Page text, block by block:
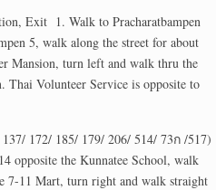
Exit 1. Walk to Pracharatbampen
5, walk along the street for about
Mansion, turn left and walk thru the
Thai Volunteer Service is opposite to
172/ 185/ 179/ 206/ 514/ 73ก /517)
opposite the Kunnatee School, walk
7-11 Mart, turn right and walk straight